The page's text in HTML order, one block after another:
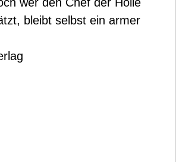
bleibt selbst ein armer